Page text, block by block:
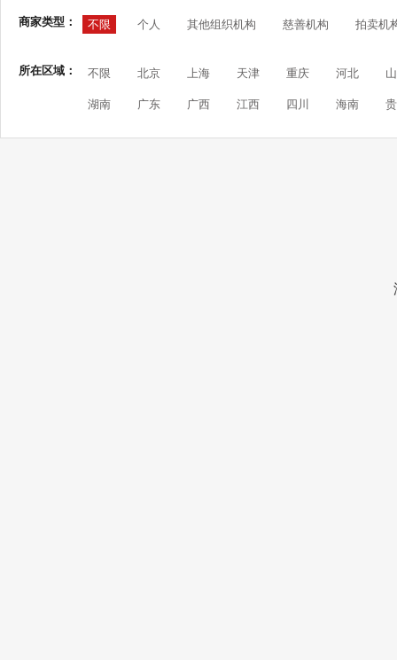
商家类型： 不限 个人 其他组织机构 慈善机构 拍卖机
所在区域： 不限 北京 上海 天津 重庆 河北
湖南 广东 广西 江西 四川 海南